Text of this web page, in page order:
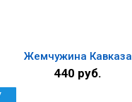
Жемчужина Кавказа
440 руб.